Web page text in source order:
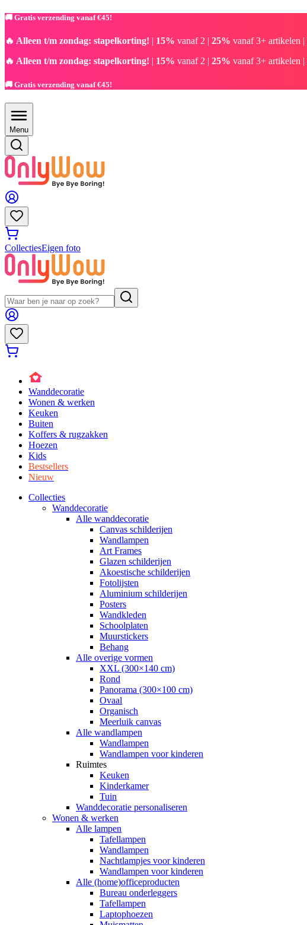
🚚 Gratis verzending vanaf €45!
🔥 Alleen t/m zondag: stapelkorting! | 15% vanaf 2 | 25% vanaf 3+ artikelen |
🔥 Alleen t/m zondag: stapelkorting! | 15% vanaf 2 | 25% vanaf 3+ artikelen |
🚚 Gratis verzending vanaf €45!
Menu
CollectiesEigen foto
Wanddecoratie
Wonen & werken
Keuken
Buiten
Koffers & rugzakken
Hoezen
Kids
Bestsellers
Nieuw
Collecties
Wanddecoratie
Alle wanddecoratie
Canvas schilderijen
Wandlampen
Art Frames
Glazen schilderijen
Akoestische schilderijen
Fotolijsten
Aluminium schilderijen
Posters
Wandkleden
Schoolplaten
Muurstickers
Behang
Alle overige vormen
XXL (300×140 cm)
Rond
Panorama (300×100 cm)
Ovaal
Organisch
Meerluik canvas
Alle wandlampen
Wandlampen
Wandlampen voor kinderen
Ruimtes
Keuken
Kinderkamer
Tuin
Wanddecoratie personaliseren
Wonen & werken
Alle lampen
Tafellampen
Wandlampen
Nachtlampjes voor kinderen
Wandlampen voor kinderen
Alle (home)officeproducten
Bureau onderleggers
Tafellampen
Laptophoezen